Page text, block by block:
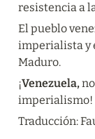
resistencia a
El pueblo
imperialista y
Maduro.
¡Venezuela,
imperialismo!
Traducción: